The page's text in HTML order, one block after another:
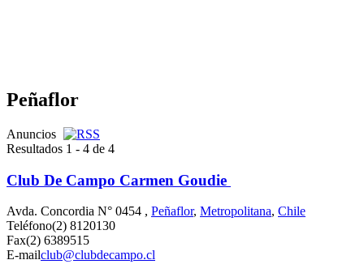
Peñaflor
Anuncios
Resultados 1 - 4 de 4
Club De Campo Carmen Goudie
Avda. Concordia N° 0454 , Peñaflor, Metropolitana, Chile
Teléfono(2) 8120130
Fax(2) 6389515
E-mailclub@clubdecampo.cl